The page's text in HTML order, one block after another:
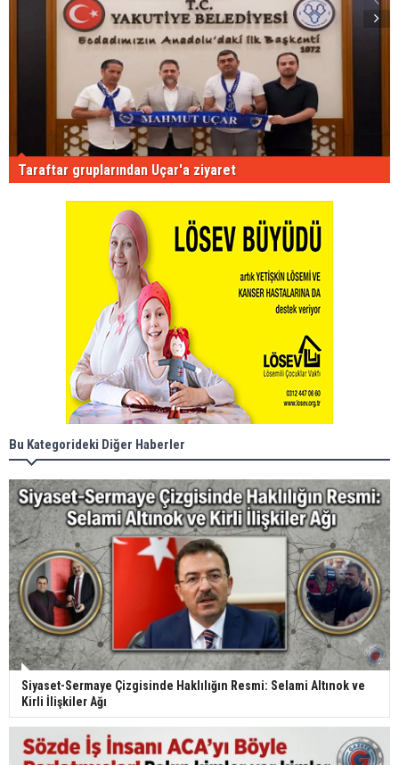
Taraftar gruplarından Uçar'a ziyaret
Bu Kategorideki Diğer Haberler
Siyaset-Sermaye Çizgisinde Haklılığın Resmi: Selami Altınok ve
Kirli İlişkiler Ağı